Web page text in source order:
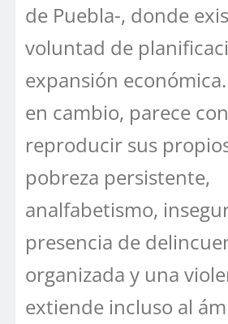
de Puebla-, donde
voluntad de
expansión
en cambio, parece
reproducir sus
pobreza persistente,
analfabetismo,
presencia de
organizada y una
extiende incluso al